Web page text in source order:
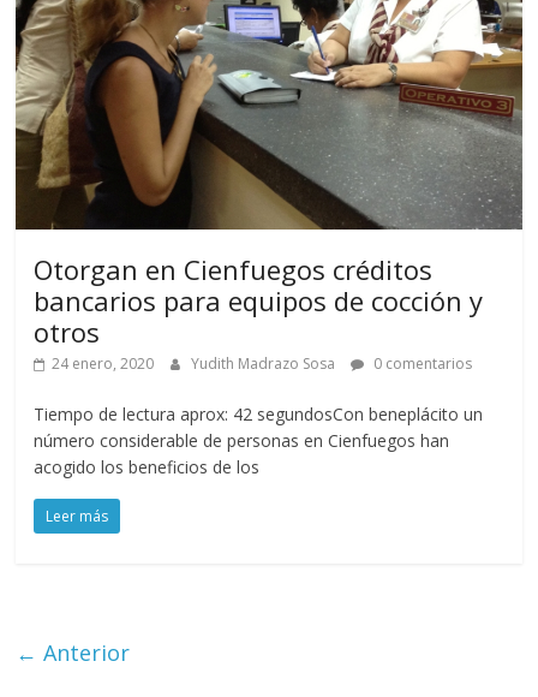
Otorgan en Cienfuegos créditos
bancarios para equipos de cocción y
otros
24 enero, 2020 Yudith Madrazo Sosa 0 comentarios
Tiempo de lectura aprox: 42 segundosCon beneplácito un
número considerable de personas en Cienfuegos han
acogido los beneficios de los
Leer más
← Anterior